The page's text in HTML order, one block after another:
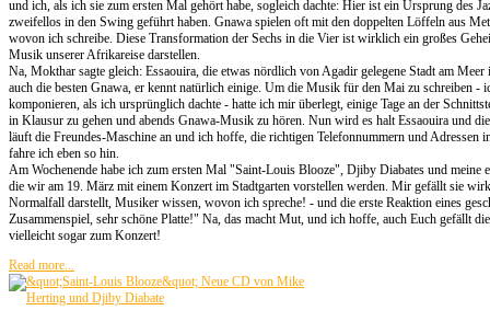
und ich, als ich sie zum ersten Mal gehört habe, sogleich dachte: Hier ist ein Ursprung des
zweifellos in den Swing geführt haben. Gnawa spielen oft mit den doppelten Löffeln aus
wovon ich schreibe. Diese Transformation der Sechs in die Vier ist wirklich ein großes
Musik unserer Afrikareise darstellen.
Na, Mokthar sagte gleich: Essaouira, die etwas nördlich von Agadir gelegene Stadt am
auch die besten Gnawa, er kennt natürlich einige. Um die Musik für den Mai zu schreiben -
komponieren, als ich ursprünglich dachte - hatte ich mir überlegt, einige Tage an der
in Klausur zu gehen und abends Gnawa-Musik zu hören. Nun wird es halt Essaouira und
läuft die Freundes-Maschine an und ich hoffe, die richtigen Telefonnummern und Adressen
fahre ich eben so hin.
Am Wochenende habe ich zum ersten Mal "Saint-Louis Blooze", Djiby Diabates und meine
die wir am 19. März mit einem Konzert im Stadtgarten vorstellen werden. Mir gefällt sie
Normalfall darstellt, Musiker wissen, wovon ich spreche! - und die erste Reaktion eines
Zusammenspiel, sehr schöne Platte!" Na, das macht Mut, und ich hoffe, auch Euch gefällt
vielleicht sogar zum Konzert!
Read more...